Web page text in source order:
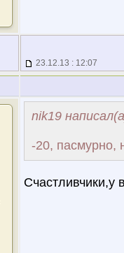
23.12.13 : 12:07
nik19
-20, пасмурно,
Счастливчики,у